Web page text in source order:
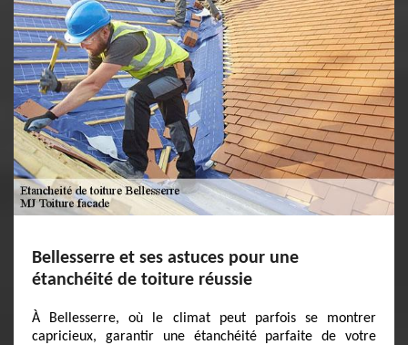
Bellesserre et ses astuces pour une
étanchéité de toiture réussie
À Bellesserre, où le climat peut parfois se montrer
capricieux, garantir une étanchéité parfaite de votre